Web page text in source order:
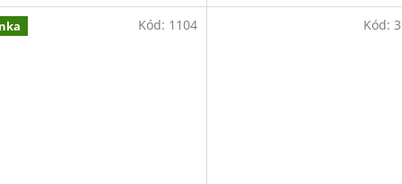
Kód: 1104 Kód: